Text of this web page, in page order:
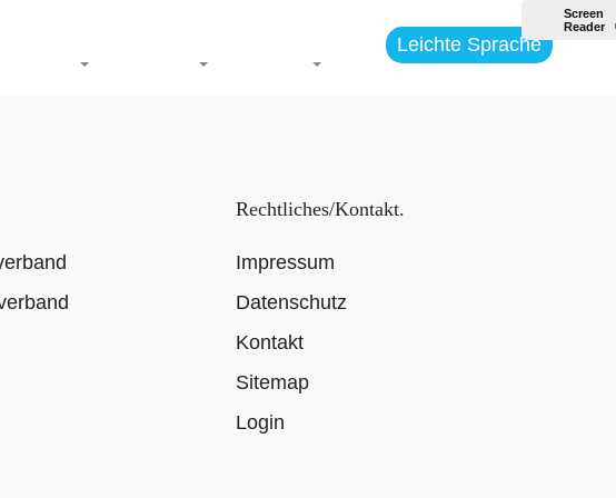
Leichte Sprache
Rechtliches/Kontakt
Impressum
Datenschutz
Kontakt
Sitemap
Login